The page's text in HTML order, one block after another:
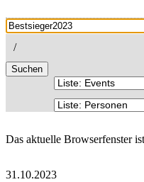
/
Suchen
Das aktuelle Browserfenster
31.10.2023